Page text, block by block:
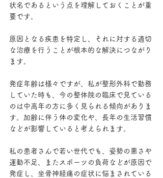
状名であるという点を理解しておくことが重
要です。
原因となる疾患を特定し、それに対する適切
な治療を行うことが根本的な解決につながり
ます。
発症年齢は様々ですが、私が整形外科で勤務
していた時も、今の整体院の臨床で見ている
のは中高年の方に多く見られる傾向がありま
す。加齢に伴う体の変化や、長年の生活習慣
などが影響していると考えられます。
私の患者さんで若い世代でも、姿勢の悪さや
運動不足、またスポーツの負荷などが原因で
発症し、坐骨神経痛の症状に悩まされている